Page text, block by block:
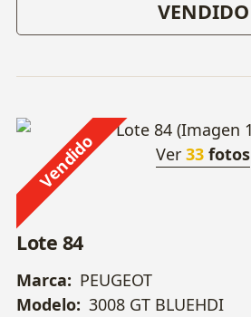
VENDIDO
Vendido Ver 33 fotos
Lote 84
Marca: PEUGEOT
Modelo: 3008 GT BLUEHDI